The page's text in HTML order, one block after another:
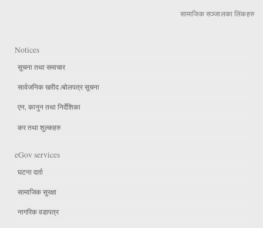
सामाजिक सञ्जालका लिंकहरु
Notices
सूचना तथा समाचार
सार्वजनिक खरीद /बोलपत्र सूचना
एन, कानुन तथा निर्देशिका
कर तथा शुल्कहरु
eGov services
घटना दर्ता
सामाजिक सुरक्षा
नागरिक वडापत्र